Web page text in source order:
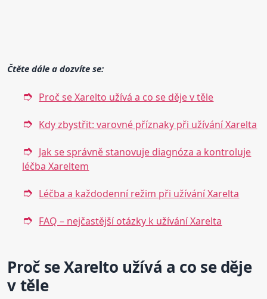
Čtěte dále a dozvíte se:
Proč se Xarelto užívá a co se děje v těle
Kdy zbystřit: varovné příznaky při užívání Xarelta
Jak se správně stanovuje diagnóza a kontroluje
léčba Xareltem
Léčba a každodenní režim při užívání Xarelta
FAQ – nejčastější otázky k užívání Xarelta
Proč se Xarelto užívá a co se děje
v těle